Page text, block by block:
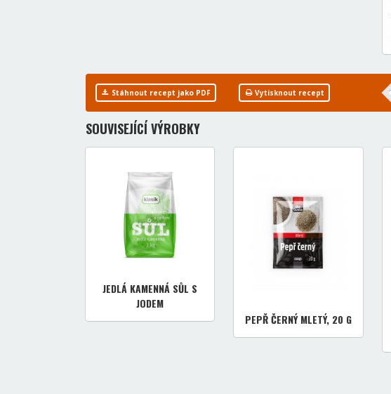
Stáhnout recept jako PDF Vytisknout recept
SOUVISEJÍCÍ VÝROBKY
JEDLÁ KAMENNÁ SŮL S
JODEM
PEPŘ ČERNÝ MLETÝ, 20 G